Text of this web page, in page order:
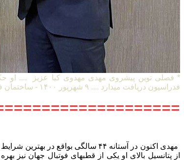
* فصلی نوین پیشروی مهدی مهدوی کیا عزیز .... او
فدراسیون دریافت میدارد .... ۹ شهریور ۱۴۰۰ - ساختمان فدراسیون فوتبال ایران
مهدی اکنون در آستانه ۴۴ سالگی بواقع
از پتانسیل بالای او یکی از قطبهای فوتبال جهان نیز